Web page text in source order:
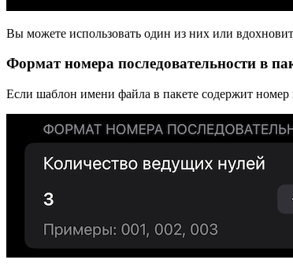
Вы можете использовать один из них или
Формат номера последовательности в
Если шаблон имени файла в пакете содержит